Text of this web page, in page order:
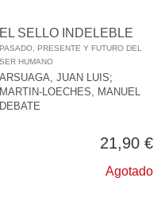
EL SELLO INDELEBLE
PASADO, PRESENTE Y FUTURO DEL
SER HUMANO
ARSUAGA, JUAN LUIS;
MARTIN-LOECHES, MANUEL
DEBATE
21,90 €
Agotado